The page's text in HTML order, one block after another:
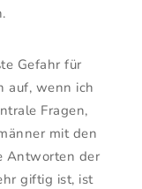
Gefahr für
auf, wenn ich
Fragen,
mit den
Antworten der
giftig ist, ist